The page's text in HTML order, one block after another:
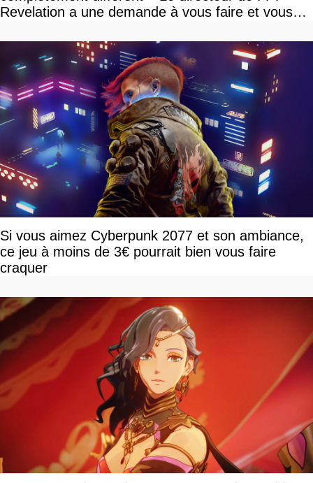
Revelation a une demande à vous faire et vous
Si vous aimez Cyberpunk 2077 et son ambiance,
ce jeu à moins de 3€ pourrait bien vous faire
craquer